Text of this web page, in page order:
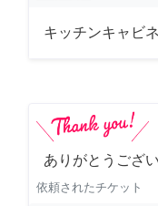
キッチンキャビ
ありがとうござ
依頼されたチケット